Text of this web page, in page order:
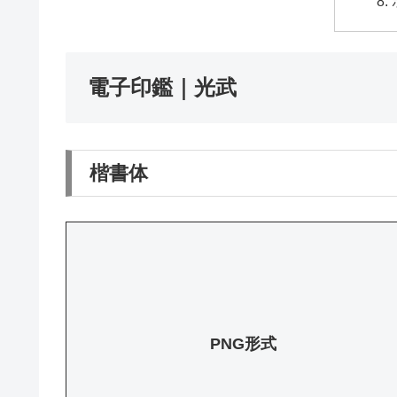
電子印鑑｜光武
楷書体
PNG形式